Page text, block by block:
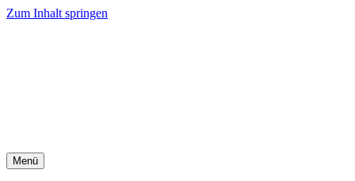
Zum Inhalt springen
Menü